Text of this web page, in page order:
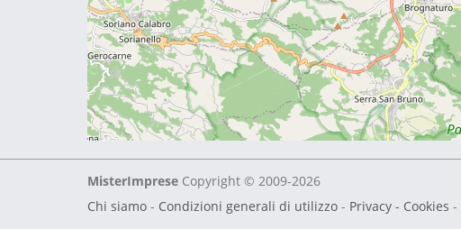
MisterImprese Copyright © 2009-2026
Chi siamo - Condizioni generali di utilizzo - Privacy - Cookies -